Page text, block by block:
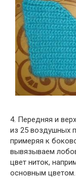
4. Передняя и
из 25 воздушных
примеряя к
вывязываем
цвет ниток,
основным цветом.